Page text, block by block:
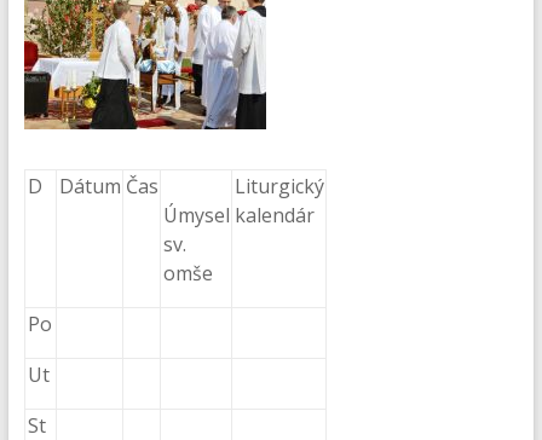
D Dátum Čas
Úmysel
sv.
omše
Liturgický
kalendár
Po
Ut
St